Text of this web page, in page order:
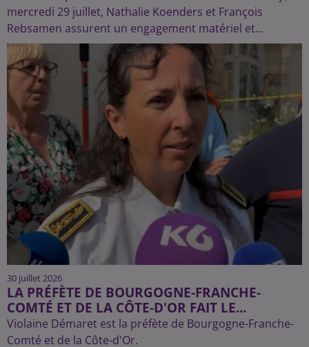
mercredi 29 juillet, Nathalie Koenders et François
Rebsamen assurent un engagement matériel et...
30 juillet 2026
LA PRÉFÈTE DE BOURGOGNE-FRANCHE-
COMTÉ ET DE LA CÔTE-D'OR FAIT LE...
Violaine Démaret est la préfète de Bourgogne-Franche-
Comté et de la Côte-d'Or.